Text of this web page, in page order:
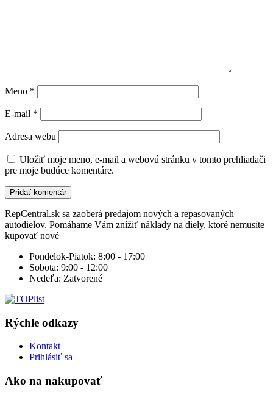
Meno *
E-mail *
Adresa webu
Uložiť moje meno, e-mail a webovú stránku v tomto prehliadači
pre moje budúce komentáre.
RepCentral.sk sa zaoberá predajom nových a repasovaných
autodielov. Pomáhame Vám znížiť náklady na diely, ktoré nemusíte
kupovať nové
Pondelok-Piatok: 8:00 - 17:00
Sobota: 9:00 - 12:00
Nedeľa: Zatvorené
Rýchle odkazy
Kontakt
Prihlásiť sa
Ako na nakupovať